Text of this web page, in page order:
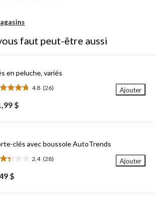
faut peut-être aussi
en peluche, variés
4.8 (26)
$
Ajouter
clés avec boussole AutoTrends
2.4 (28)
$
Ajouter